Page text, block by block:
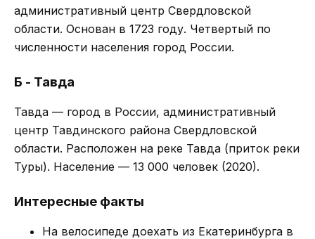
административный центр Свердловской
области. Основан в 1723 году. Четвертый по
численности населения город России.
Б - Тавда
Тавда — город в России, административный
центр Тавдинского района Свердловской
области. Расположен на реке Тавда (приток реки
Туры). Население — 13 000 человек (2020).
Интересные факты
На велосипеде доехать из Екатеринбурга в